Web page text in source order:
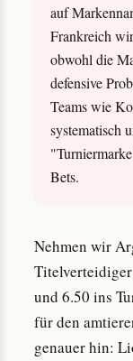
auf
Frankreich
obwohl die
defensive
Teams wie
systematisch
Bets.
Nehmen wir
und 6.50 ins
für den
genauer hin: